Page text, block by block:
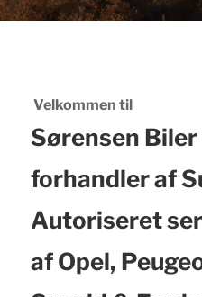
Velkommen til
Sørensen Biler
forhandler af
Autoriseret
af Opel,